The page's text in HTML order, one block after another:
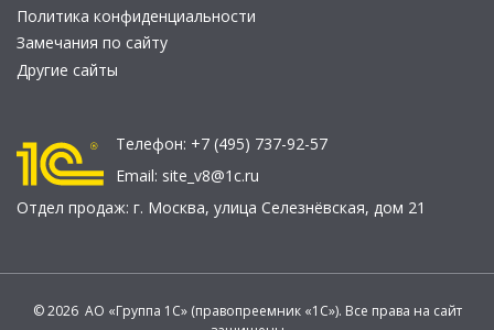
Политика конфиденциальности
Замечания по сайту
Другие сайты
Телефон: +7 (495) 737-92-57
Email: site_v8@1c.ru
Отдел продаж: г. Москва, улица Селезнёвская, дом 21
© 2026 АО «Группа 1С» (правопреемник «1С»). Все права на сайт